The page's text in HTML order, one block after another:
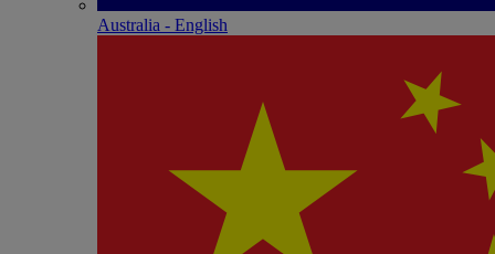
Australia - English